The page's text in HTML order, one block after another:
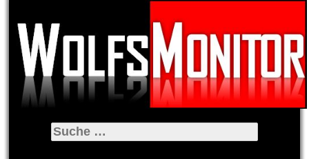
Suche
nach: